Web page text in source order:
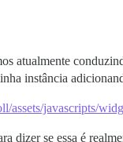
atualmente
instância
assets/javascripts/
dizer se essa é